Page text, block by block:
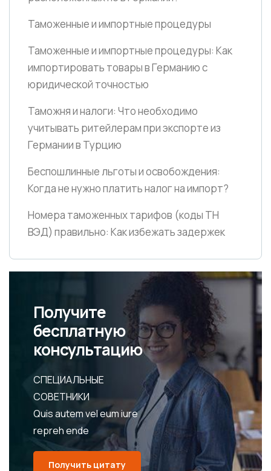
Таможенные и импортные процедуры
Таможенные и импортные процедуры: Как
импортировать товары в Германию с
юридической точностью
Таможня и налоги: Что необходимо
учитывать ритейлерам при экспорте из
Германии в Турцию
Беспошлинные льготы и освобождения:
Когда не нужно платить налог на импорт?
Номера таможенных тарифов (коды ТН
ВЭД) правильно: Как избежать задержек
Получите
бесплатную
консультацию
СПЕЦИАЛЬНЫЕ
СОВЕТНИКИ
Quis autem vel eum iure
repreh ende
Получить цитату